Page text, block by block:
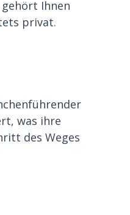
Ihnen
privat.
was ihre
des Weges